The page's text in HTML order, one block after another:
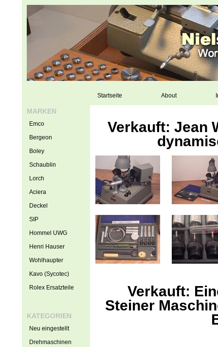
Startseite About
Verkauft: Jean
Verkauft:
Steiner
MARKEN
Emco
Bergeon
Boley
Schaublin
Lorch
Aciera
Deckel
SIP
Hommel UWG
Henri Hauser
Wohlhaupter
Kavo (Sycotec)
Rolex Ersatzteile
KATEGORIEN
Neu eingestellt
Drehmaschinen